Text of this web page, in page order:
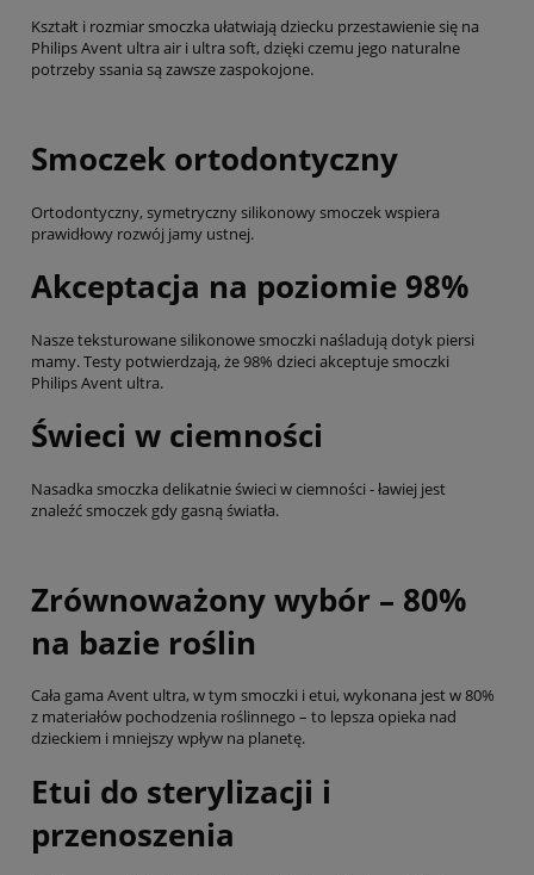
Kształt i rozmiar smoczka ułatwiają dziecku przestawienie się na
Philips Avent ultra air i ultra soft, dzięki czemu jego naturalne
potrzeby ssania są zawsze zaspokojone.
Smoczek ortodontyczny
Ortodontyczny, symetryczny silikonowy smoczek wspiera
prawidłowy rozwój jamy ustnej.
Akceptacja na poziomie 98%
Nasze teksturowane silikonowe smoczki naśladują dotyk piersi
mamy. Testy potwierdzają, że 98% dzieci akceptuje smoczki
Philips Avent ultra.
Świeci w ciemności
Nasadka smoczka delikatnie świeci w ciemności - ławiej jest
znaleźć smoczek gdy gasną światła.
Zrównoważony wybór – 80%
na bazie roślin
Cała gama Avent ultra, w tym smoczki i etui, wykonana jest w 80%
z materiałów pochodzenia roślinnego – to lepsza opieka nad
dzieckiem i mniejszy wpływ na planetę.
Etui do sterylizacji i
przenoszenia